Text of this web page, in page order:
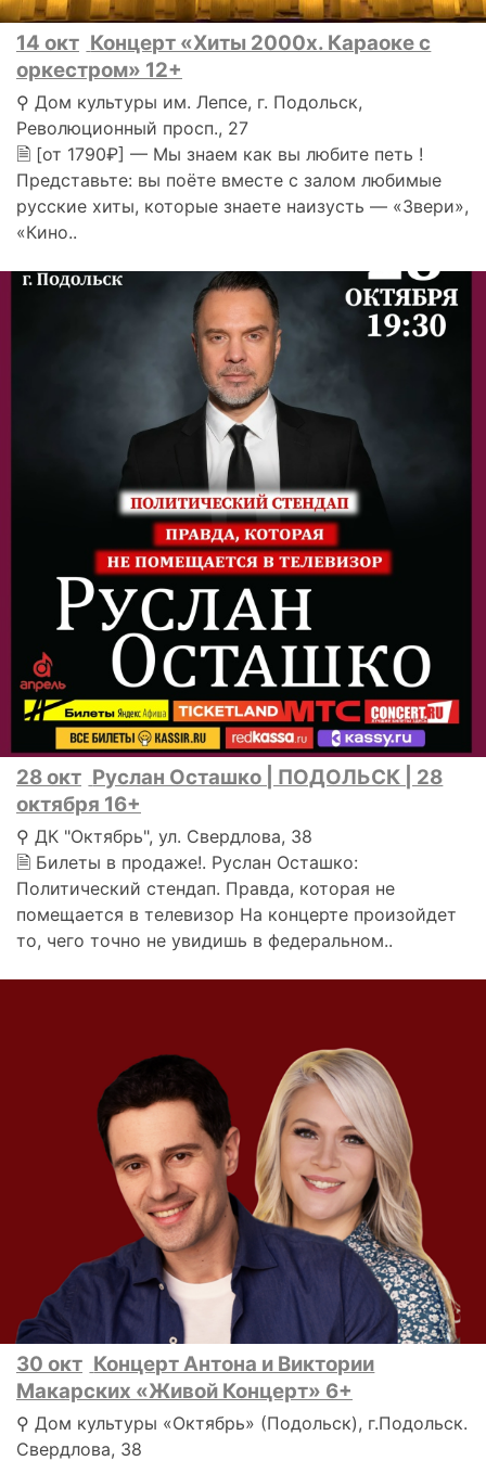
14 окт Концерт «Хиты 2000х. Караоке с
оркестром» 12+
⚲ Дом культуры им. Лепсе, г. Подольск,
Революционный просп., 27
🗎 [от 1790₽] — Мы знаем как вы любите петь !
Представьте: вы поёте вместе с залом любимые
русские хиты, которые знаете наизусть — «Звери»,
«Кино..
28 окт Руслан Осташко | ПОДОЛЬСК | 28
октября 16+
⚲ ДК "Октябрь", ул. Свердлова, 38
🗎 Билеты в продаже!. Руслан Осташко:
Политический стендап. Правда, которая не
помещается в телевизор На концерте произойдет
то, чего точно не увидишь в федеральном..
30 окт Концерт Антона и Виктории
Макарских «Живой Концерт» 6+
⚲ Дом культуры «Октябрь» (Подольск), г.Подольск.
Свердлова, 38